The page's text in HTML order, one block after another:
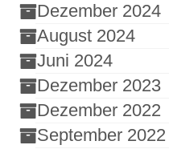
Dezember 2024
August 2024
Juni 2024
Dezember 2023
Dezember 2022
September 2022